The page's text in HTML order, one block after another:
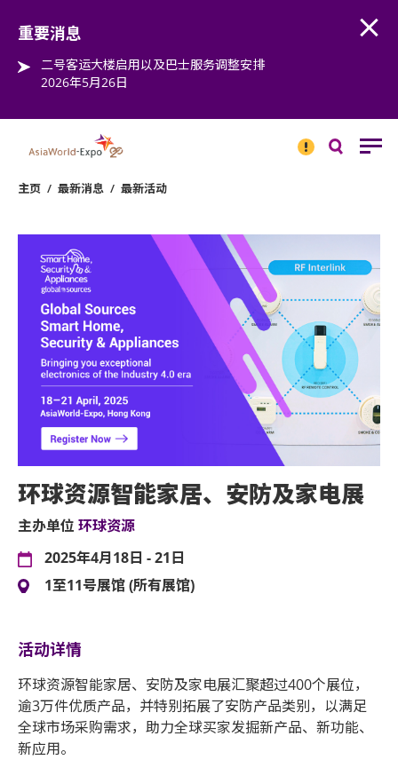
重要消息
二号客运大楼启用以及巴士服务调整安排
2026年5月26日
消息
主页 / 最新消息 / 最新活动
环球资源智能家居、安防及家电展
主办单位 环球资源
2025年4月18日 - 21日
1至11号展馆 (所有展馆)
活动详情
环球资源智能家居、安防及家电展汇聚超过400个展位，
逾3万件优质产品，并特别拓展了安防产品类别，以满足
全球市场采购需求，助力全球买家发掘新产品、新功能、
新应用。